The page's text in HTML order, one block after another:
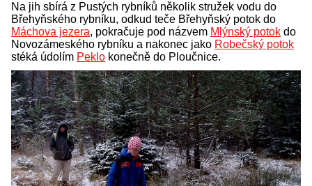
Na jih sbírá z Pustých rybníků několik stružek vodu do
Břehyňského rybníku, odkud teče Břehyňský potok do
Máchova jezera, pokračuje pod názvem Mlýnský potok do
Novozámeského rybníku a nakonec jako Robečský potok
stéká údolím Peklo konečně do Ploučnice.